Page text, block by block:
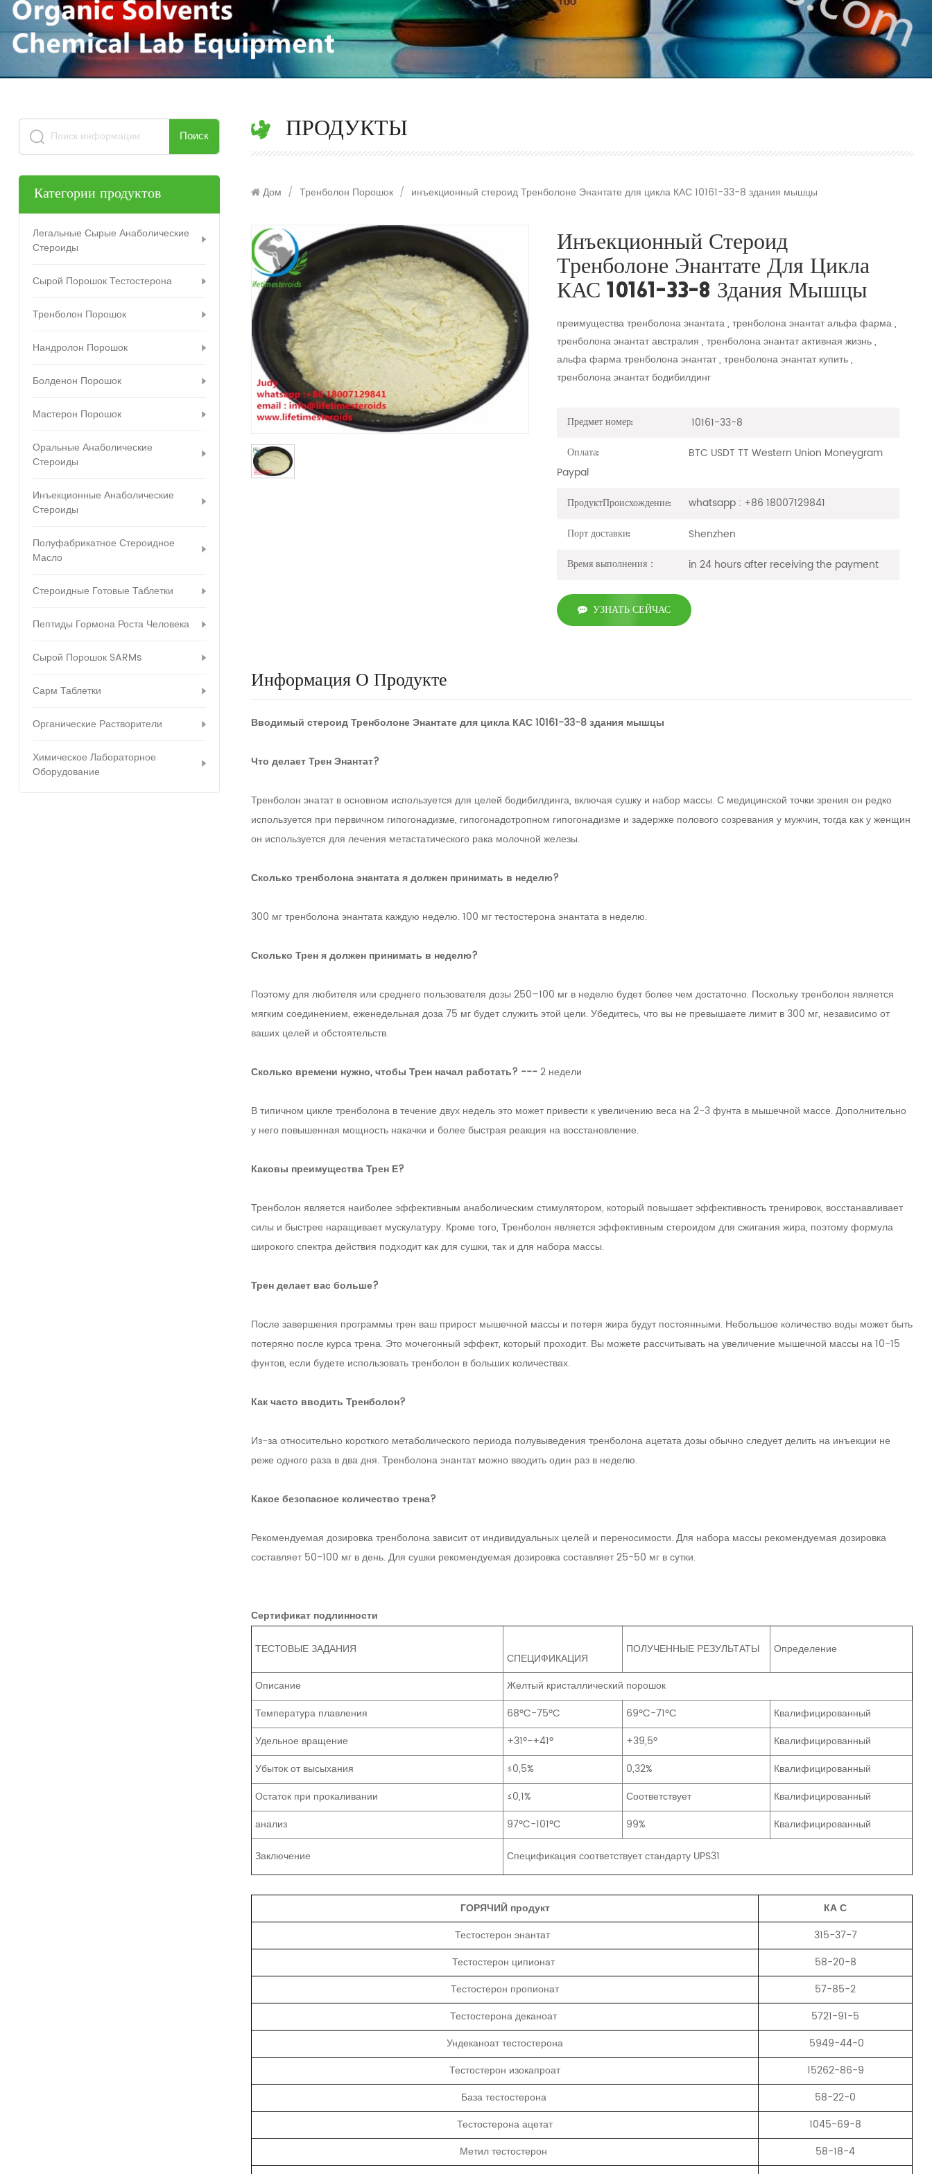
Поиск
Категории продуктов
Легальные Сырые Анаболические
Стероиды
Сырой Порошок Тестостерона
Тренболон Порошок
Нандролон Порошок
Болденон Порошок
Мастерон Порошок
Оральные Анаболические
Стероиды
Инъекционные Анаболические
Стероиды
Полуфабрикатное Стероидное
Масло
Стероидные Готовые Таблетки
Пептиды Гормона Роста Человека
Сырой Порошок SARMs
Сарм Таблетки
Органические Растворители
Химическое Лабораторное
Оборудование
ПРОДУКТЫ
Дом / Тренболон Порошок / инъекционный стероид Тренболоне Энантате для цикла КАС 10161-33-8 здания мышцы
Инъекционный Стероид
Тренболоне Энантате Для Цикла
КАС 10161-33-8 Здания Мышцы
преимущества тренболона энантата , тренболона энантат альфа фарма ,
тренболона энантат австралия , тренболона энантат активная жизнь ,
альфа фарма тренболона энантат , тренболона энантат купить ,
тренболона энантат бодибилдинг
Предмет номер: 10161-33-8
Оплата:
BTC USDT TT Western Union Moneygram
Paypal
ПродуктПроисхождение: whatsapp : +86 18007129841
Порт доставки: Shenzhen
Время выполнения： in 24 hours after receiving the payment
УЗНАТЬ СЕЙЧАС
Информация О Продукте
Вводимый стероид Тренболоне Энантате для цикла КАС 10161-33-8 здания мышцы
Что делает Трен Энантат?
Тренболон энатат в основном используется для целей бодибилдинга, включая сушку и набор массы. С медицинской точки зрения он редко
используется при первичном гипогонадизме, гипогонадотропном гипогонадизме и задержке полового созревания у мужчин, тогда как у женщин
он используется для лечения метастатического рака молочной железы.
Сколько тренболона энантата я должен принимать в неделю?
300 мг тренболона энантата каждую неделю. 100 мг тестостерона энантата в неделю.
Сколько Трен я должен принимать в неделю?
Поэтому для любителя или среднего пользователя дозы 250–100 мг в неделю будет более чем достаточно. Поскольку тренболон является
мягким соединением, еженедельная доза 75 мг будет служить этой цели. Убедитесь, что вы не превышаете лимит в 300 мг, независимо от
ваших целей и обстоятельств.
Сколько времени нужно, чтобы Трен начал работать? ---2 недели
В типичном цикле тренболона в течение двух недель это может привести к увеличению веса на 2-3 фунта в мышечной массе. Дополнительно
у него повышенная мощность накачки и более быстрая реакция на восстановление.
Каковы преимущества Трен Е?
Тренболон является наиболее эффективным анаболическим стимулятором, который повышает эффективность тренировок, восстанавливает
силы и быстрее наращивает мускулатуру. Кроме того, Тренболон является эффективным стероидом для сжигания жира, поэтому формула
широкого спектра действия подходит как для сушки, так и для набора массы.
Трен делает вас больше?
После завершения программы трен ваш прирост мышечной массы и потеря жира будут постоянными. Небольшое количество воды может быть
потеряно после курса трена. Это мочегонный эффект, который проходит. Вы можете рассчитывать на увеличение мышечной массы на 10-15
фунтов, если будете использовать тренболон в больших количествах.
Как часто вводить Тренболон?
Из-за относительно короткого метаболического периода полувыведения тренболона ацетата дозы обычно следует делить на инъекции не
реже одного раза в два дня. Тренболона энантат можно вводить один раз в неделю.
Какое безопасное количество трена?
Рекомендуемая дозировка тренболона зависит от индивидуальных целей и переносимости. Для набора массы рекомендуемая дозировка
составляет 50-100 мг в день. Для сушки рекомендуемая дозировка составляет 25-50 мг в сутки.
Сертификат подлинности
ТЕСТОВЫЕ ЗАДАНИЯ
СПЕЦИФИКАЦИЯ
ПОЛУЧЕННЫЕ РЕЗУЛЬТАТЫ Определение
Описание
Желтый кристаллический порошок
Температура плавления
68ºC-75ºC 69ºC-71ºC
Квалифицированный
Удельное вращение
+31º-+41º +39,5º
Квалифицированный
Убыток от высыхания
≤0,5% 0,32%
Квалифицированный
Остаток при прокаливании
≤0,1% Соответствует
Квалифицированный
анализ
97ºC-101ºC 99%
Квалифицированный
Заключение
Спецификация соответствует стандарту UPS31
ГОРЯЧИЙ продукт КАС
Тестостерон энантат
315-37-7
Тестостерон ципионат
58-20-8
Тестостерон пропионат
57-85-2
Тестостерона деканоат
5721-91-5
Ундеканоат тестостерона
5949-44-0
Тестостерон изокапроат
15262-86-9
База тестостерона
58-22-0
Тестостерона ацетат
1045-69-8
Метил тестостерон
58-18-4